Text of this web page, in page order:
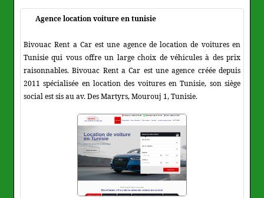
Agence location voiture en tunisie
Bivouac Rent a Car est une agence de location de voitures en
Tunisie qui vous offre un large choix de véhicules à des prix
raisonnables. Bivouac Rent a Car est une agence créée depuis
2011 spécialisée en location des voitures en Tunisie, son siège
social est sis au av. Des Martyrs, Mourouj 1, Tunisie.